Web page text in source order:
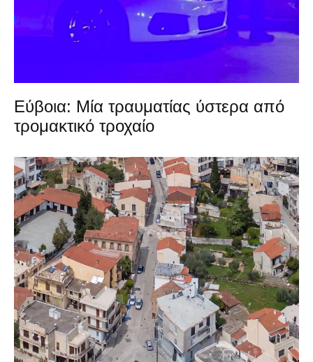
Εύβοια: Μία τραυματίας ύστερα από
τρομακτικό τροχαίο